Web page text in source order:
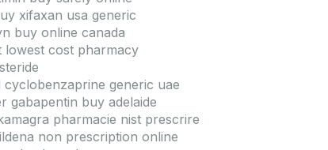
xifaxan usa generic
buy online canada
lowest cost pharmacy
generic uae
gabapentin buy adelaide
pharmacie nist prescrire
non prescription online